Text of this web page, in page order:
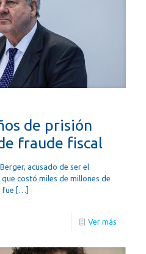
de prisión
fraude fiscal
acusado de ser el
costó miles de millones de
fue […]
Ver más